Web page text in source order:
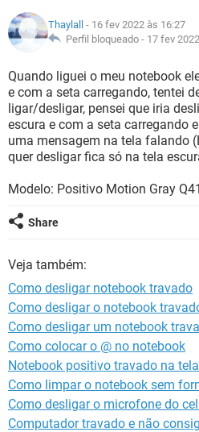
GUIA DE COMPRAS
OUTLOOK
INSTAGRAM
GUIA DE COMPRAS
CELULAR
INSTAGRAM
GUIA DE COMPRAS
GLOSSÁRIO
JOGOS
CELULAR
OUTLOOK
INSTAGRAM
GUIA DE COMPRAS
Thaylall - 16 fev 2022 às 16:27
Perfil bloqueado - 17 fev
Quando liguei o meu notebook
e com a seta carregando, tentei
ligar/desligar, pensei que iria
escura e com a seta carregando
uma mensagem na tela falando
quer desligar fica só na tela
Modelo: Positivo Motion Gray
Share
Veja também:
Como desligar notebook travado
Como desligar o notebook
Como desligar um notebook
Como colocar o @ no notebook
Notebook positivo travado na
Como limpar o notebook sem
Como desligar o microfone do
Computador travado e não